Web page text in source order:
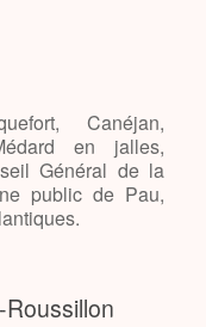
Canéjan,
en jalles,
Général de la
public de Pau,